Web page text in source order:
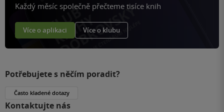
Každý měsíc společně přečteme tisíce knih
Více o aplikaci Více o klubu
Potřebujete s něčím poradit?
Často kladené dotazy
Kontaktujte nás